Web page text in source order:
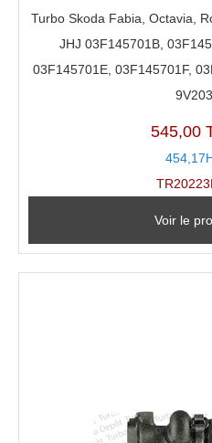
Turbo Skoda Fabia, Octavia,
JHJ 03F145701B,
03F145701E, 03F145701F,
9V203
545,00
Voir le